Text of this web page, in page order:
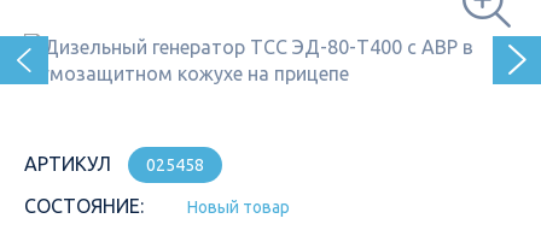
АРТИКУЛ 025458
СОСТОЯНИЕ: Новый товар